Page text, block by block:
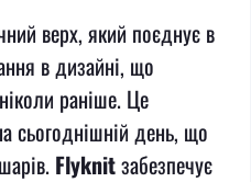
верх, який поєднує в
в дизайні, що
раніше. Це
сьогоднішній день, що
Flyknitзабезпечує